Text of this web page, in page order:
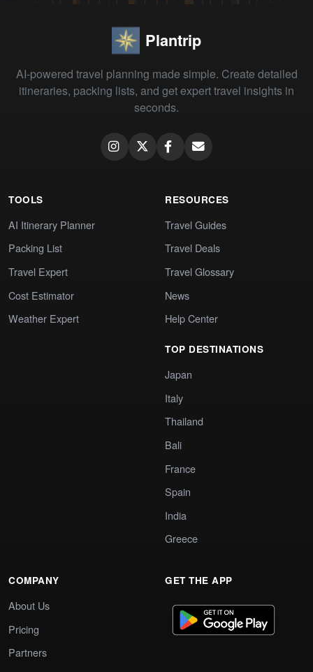
Plantrip
AI-powered travel planning made simple. Create detailed
itineraries, packing lists, and get expert travel insights in
seconds.
TOOLS
AI Itinerary Planner
Packing List
Travel Expert
Cost Estimator
Weather Expert
RESOURCES
Travel Guides
Travel Deals
Travel Glossary
News
Help Center
TOP DESTINATIONS
Japan
Italy
Thailand
Bali
France
Spain
India
Greece
COMPANY
About Us
Pricing
Partners
GET THE APP